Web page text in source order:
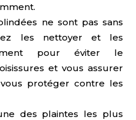
ne sont pas sans
les nettoyer et les
pour éviter le
et vous assurer
protéger contre les
des plaintes les plus